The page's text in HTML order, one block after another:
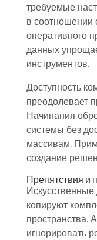
требуемые
в соотношении
оперативного
данных
инструментов.
Доступность
преодолевает
Начинания
системы без
массивам.
создание
Препятствия и
копируют
пространства.
игнорировать